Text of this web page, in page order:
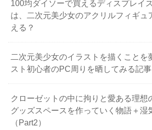
100均ダイソーで買えるディスプレイ
は、二次元美少女のアクリルフィギュ
える？
二次元美少女のイラストを描くことを
スト初心者のPC周りを晒してみる記事
クローゼットの中に拘りと愛ある理想
グッズスペースを作っていく物語＋湿
（Part2）